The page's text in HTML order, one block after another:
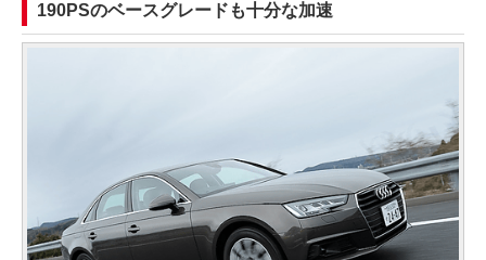
190PSのベースグレードも十分な加速